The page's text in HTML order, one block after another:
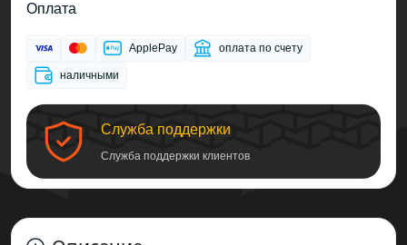
Оплата
ApplePay оплата по счету
наличными
Служба поддержки
Служба поддержки клиентов